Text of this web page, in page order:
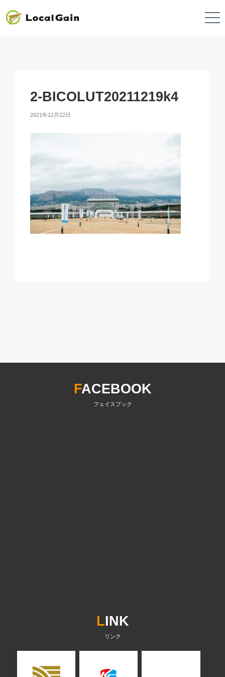
2-BICOLUT20211219k4
2021年12月22日
LINK
FACEBOOK